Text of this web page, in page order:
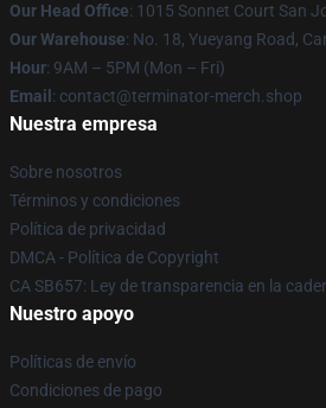
Our Head Office: 1015 Sonnet Court San
Our Warehouse: No. 18, Yueyang Road,
Hour: 9AM – 5PM (Mon – Fri)
Email : contact@terminator-merch.shop
Nuestra empresa
Sobre nosotros
Términos y condiciones
Política de privacidad
DMCA - Política de Copyright
CA SB657: Ley de transparencia en la
Nuestro apoyo
Políticas de envío
Condiciones de pago